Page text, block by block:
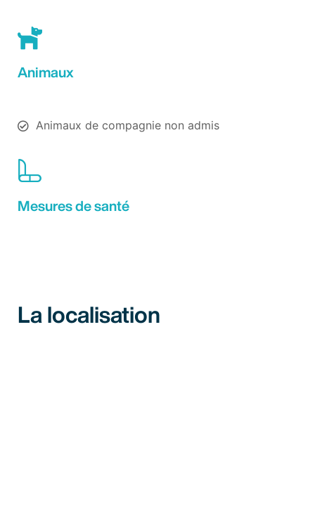
Animaux
Animaux de compagnie non admis
Mesures de santé
La localisation